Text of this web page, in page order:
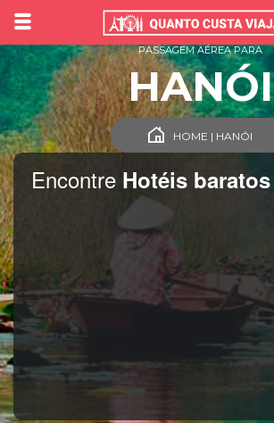
Encontre Hotéis baratos
PASSAGEM AÉREA PARA
HANÓI
HOME | HANÓI